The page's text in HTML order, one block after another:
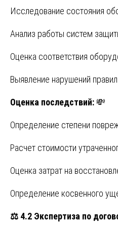
Исследование состояния
Анализ работы систем
Оценка соответствия
Выявление нарушений
Оценка последствий: 💸
Определение степени
Расчет стоимости
Оценка затрат на
Определение косвенного
⚖️ 4.2 Экспертиза по